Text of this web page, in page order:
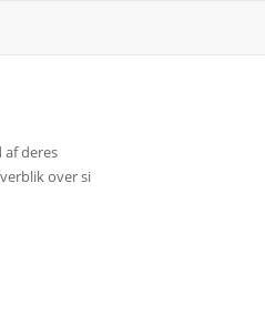
af deres
over si